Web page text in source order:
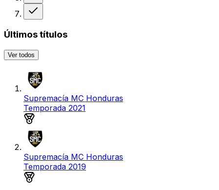
Últimos títulos
Ver todos
Supremacía MC Honduras
Temporada 2021
Supremacía MC Honduras
Temporada 2019